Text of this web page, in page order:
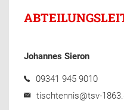
Johannes Sieron
09341 945 9010
tischtennis@tsv-